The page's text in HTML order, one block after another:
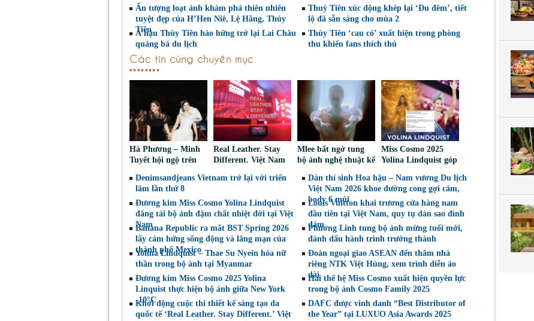
Ấn tượng loạt ảnh khám phá thiên nhiên
tuyệt đẹp của H’Hen Niê, Lệ Hằng, Thủy
Tiên
Thuỳ Tiên xúc động khép lại ‘Đu đêm’, tiết
lộ đã sẵn sàng cho mùa 2
Á hậu Thùy Tiên hào hứng trở lại Lai Châu
quảng bá du lịch
Thùy Tiên ‘cau có’ xuất hiện trong phòng
thu khiến fans thích thú
Các tin cùng chuyên mục
Hà Phương – Minh
Tuyết hội ngộ trên
chuyện phía sau tạo
hình “nàng bướm”
Real Leather. Stay
Different. Việt Nam
tạo da thuộc và thời
Mlee bất ngờ tung
bộ ảnh nghệ thuật kể
với bóng tối tâm hồn
Miss Cosmo 2025
Yolina Lindquist góp
Nhân Đẹp Nhất Năm
2025
Denimsandjeans Vietnam trở lại với triển
lãm lần thứ 8
Dàn thí sinh Hoa hậu – Nam vương Du lịch
Việt Nam 2026 khoe đường cong gợi cảm,
body 6 múi
Đương kim Miss Cosmo Yolina Lindquist
đăng tải bộ ảnh đậm chất nhiệt đới tại Việt
Nam
Louis Vuitton khai trương cửa hàng nam
đầu tiên tại Việt Nam, quy tụ dàn sao đình
đám
Banana Republic ra mắt BST Spring 2026
lấy cảm hứng sống động và lãng mạn của
thành phố Mexico
Phương Linh tung bộ ảnh mừng tuổi mới,
đánh dấu hành trình trưởng thành
Yolina Lindquist – Thae Su Nyein hóa nữ
thần trong bộ ảnh tại Myanmar
Đoàn ngoại giao ASEAN đến thăm nhà
riêng NTK Việt Hùng, xem trình diễn áo
dài
Đương kim Miss Cosmo 2025 Yolina
Linquist thực hiện bộ ảnh giữa New York
-10°C
Hai thế hệ Miss Cosmo xuất hiện quyền lực
trong bộ ảnh Cosmo Family 2025
Khởi động cuộc thi thiết kế sáng tạo da
quốc tế ‘Real Leather. Stay Different.’ Việt
DAFC được vinh danh “Best Distributor of
the Year” tại LUXUO Asia Awards 2025